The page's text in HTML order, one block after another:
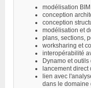
modélisation
conception
conception
modélisation et
plans, sections,
worksharing et
interopérabilité
Dynamo et outils
lancement
lien avec
dans le domaine